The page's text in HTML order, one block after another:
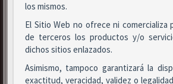
los mismos.
El Sitio Web no ofrece ni comercializa
de terceros los productos y/o
dichos sitios enlazados.
Asimismo, tampoco garantizará la
exactitud, veracidad, validez o